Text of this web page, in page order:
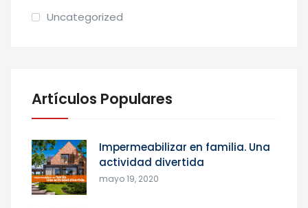
Uncategorized
Artículos Populares
Impermeabilizar en familia. Una
actividad divertida
mayo 19, 2020